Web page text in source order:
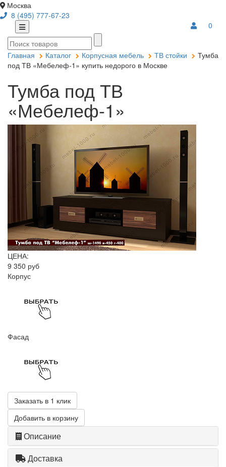
Москва
8 (495) 777-67-23
0
Главная Каталог Корпусная мебель ТВ стойки
Тумба
под ТВ «Мебелеф-1» купить недорого в Москве
Тумба под ТВ
«Мебелеф-1»
ЦЕНА:
9 350 руб
Корпус
Фасад
Заказать в 1 клик
Добавить в корзину
Описание
Доставка